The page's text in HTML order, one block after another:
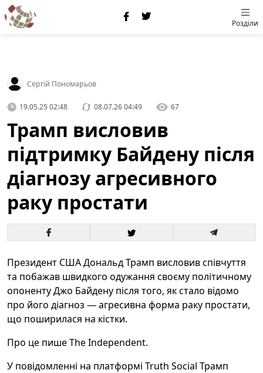
Розділи
Сергій Пономарьов
19.05.25 02:48 08.07.26 04:49 67
Трамп висловив
підтримку Байдену після
діагнозу агресивного
раку простати
Президент США Дональд Трамп висловив співчуття
та побажав швидкого одужання своєму політичному
опоненту Джо Байдену після того, як стало відомо
про його діагноз — агресивна форма раку простати,
що поширилася на кістки.
Про це пише The Independent.
У повідомленні на платформі Truth Social Трамп